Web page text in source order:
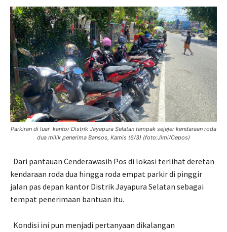
Parkiran di luar kantor Distrik Jayapura Selatan tampak sejejer kendaraan roda
dua milik penerima Bansos, Kamis (6/3) (foto:Jimi/Cepos)
Dari pantauan Cenderawasih Pos di lokasi terlihat deretan
kendaraan roda dua hingga roda empat parkir di pinggir
jalan pas depan kantor Distrik Jayapura Selatan sebagai
tempat penerimaan bantuan itu.
Kondisi ini pun menjadi pertanyaan dikalangan